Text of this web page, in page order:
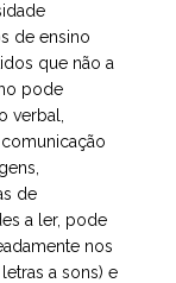
de ensino
que não a
pode
verbal,
de
a ler, pode
nos
a sons) e